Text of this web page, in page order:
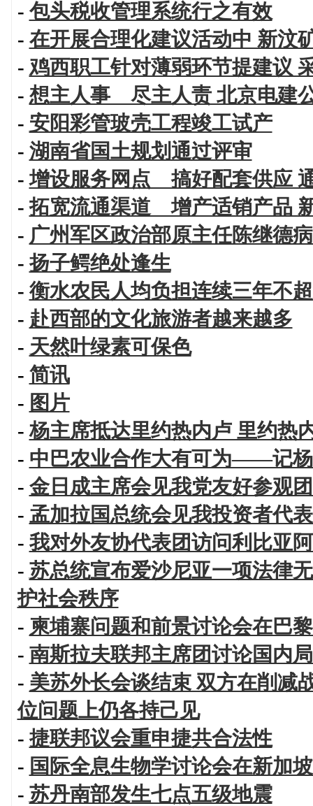
- 包头税收管理系统行之有效
- 在开展合理化建议活动中 新汶
- 鸡西职工针对薄弱环节提建议
- 想主人事 尽主人责 北京电建
- 安阳彩管玻壳工程竣工试产
- 湖南省国土规划通过评审
-增设服务网点 搞好配套供应
-拓宽流通渠道 增产适销产品
- 广州军区政治部原主任陈继德
-扬子鳄绝处逢生
- 衡水农民人均负担连续三年不
- 赴西部的文化旅游者越来越多
- 天然叶绿素可保色
- 简讯
- 图片
-杨主席抵达里约热内卢 里约热
- 中巴农业合作大有可为——记
- 金日成主席会见我党友好参观
- 孟加拉国总统会见我投资者代
- 我对外友协代表团访问利比亚
- 苏总统宣布爱沙尼亚一项法律
护社会秩序
- 柬埔寨问题和前景讨论会在巴
- 南斯拉夫联邦主席团讨论国内
- 美苏外长会谈结束 双方在削减
位问题上仍各持己见
-捷联邦议会重申捷共合法性
- 国际全息生物学讨论会在新加
- 苏丹南部发生七点五级地震